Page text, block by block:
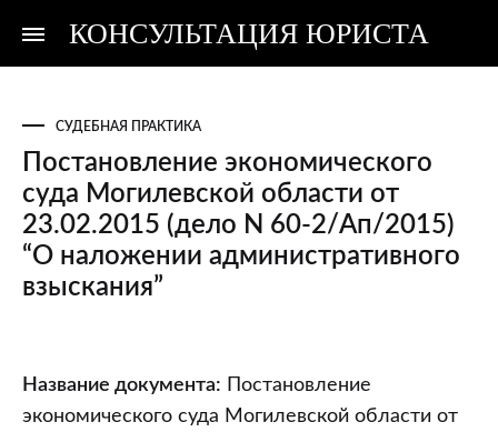
КОНСУЛЬТАЦИЯ ЮРИСТА
Консультация
Консультация
СУДЕБНАЯ ПРАКТИКА
Постановление экономического
суда Могилевской области от
23.02.2015 (дело N 60-2/Ап/2015)
“О наложении административного
взыскания”
Постановление
экономического
Название документа: Постановление
экономического суда Могилевской области от